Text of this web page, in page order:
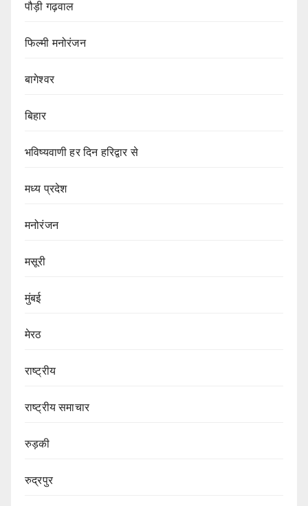
पौड़ी गढ़वाल
फिल्मी मनोरंजन
बागेश्वर
बिहार
भविष्यवाणी हर दिन हरिद्वार से
मध्य प्रदेश
मनोरंजन
मसूरी
मुंबई
मेरठ
राष्ट्रीय
राष्ट्रीय समाचार
रुड़की
रुद्रपुर